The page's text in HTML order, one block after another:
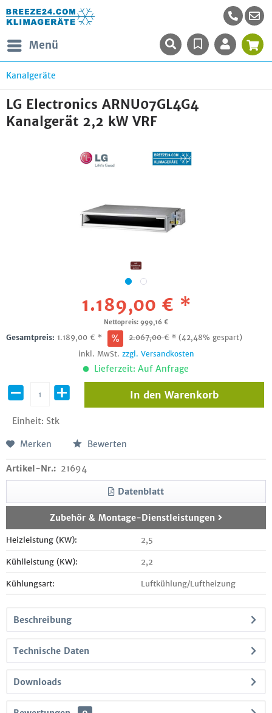
Menü
Kanalgeräte
LG Electronics ARNU07GL4G4
Kanalgerät 2,2 kW VRF
1.189,00 € *
Nettopreis: 999,16 €
Gesamtpreis: 1.189,00 € * 2.067,00€ * (42,48% gespart)
inkl. MwSt. zzgl. Versandkosten
Lieferzeit: Auf Anfrage
Einheit: Stk
In den Warenkorb
Merken Bewerten
Artikel-Nr.: 21694
Datenblatt
Zubehör & Montage-Dienstleistungen
Heizleistung (KW): 2,5
Kühlleistung (KW): 2,2
Kühlungsart: Luftkühlung/Luftheizung
Beschreibung
Technische Daten
Downloads